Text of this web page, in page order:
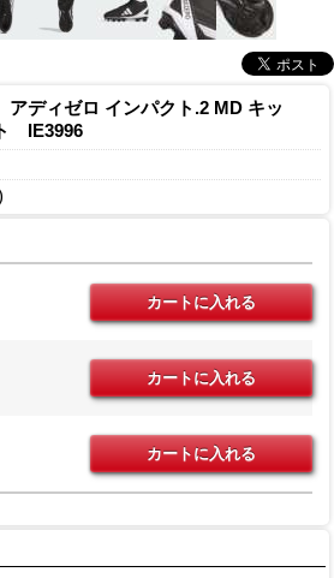
ディゼロ インパクト.2 MD キッ
IE3996